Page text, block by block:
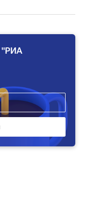
"РИА